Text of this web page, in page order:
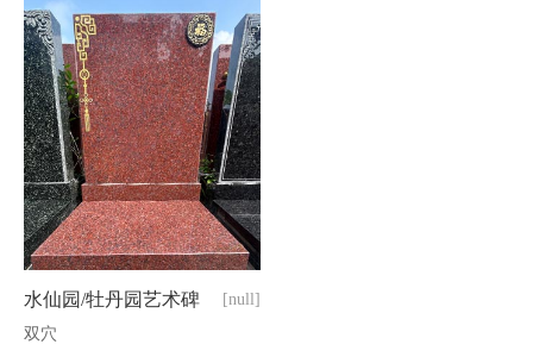
水仙园/牡丹园艺术碑
[null]
双穴